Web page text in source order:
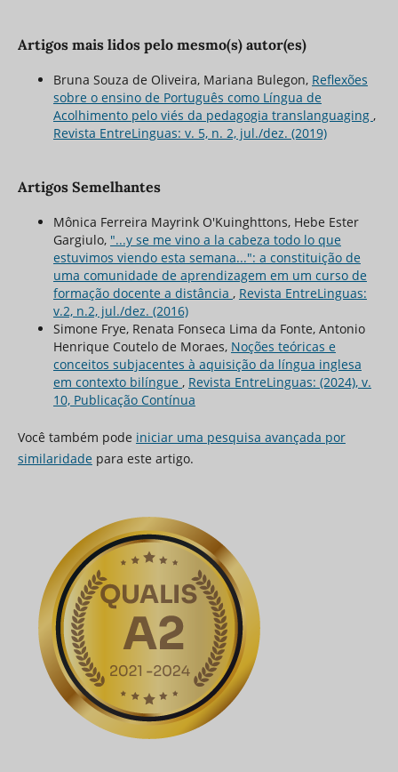
Artigos mais lidos pelo mesmo(s) autor(es)
Bruna Souza de Oliveira, Mariana Bulegon, Reflexões
sobre o ensino de Português como Língua de
Acolhimento pelo viés da pedagogia translanguaging ,
Revista EntreLinguas: v. 5, n. 2, jul./dez. (2019)
Artigos Semelhantes
Mônica Ferreira Mayrink O'Kuinghttons, Hebe Ester
Gargiulo, "...y se me vino a la cabeza todo lo que
estuvimos viendo esta semana...": a constituição de
uma comunidade de aprendizagem em um curso de
formação docente a distância , Revista EntreLinguas:
v.2, n.2, jul./dez. (2016)
Simone Frye, Renata Fonseca Lima da Fonte, Antonio
Henrique Coutelo de Moraes, Noções teóricas e
conceitos subjacentes à aquisição da língua inglesa
em contexto bilíngue , Revista EntreLinguas: (2024), v.
10, Publicação Contínua
Você também pode iniciar uma pesquisa avançada por
similaridade para este artigo.